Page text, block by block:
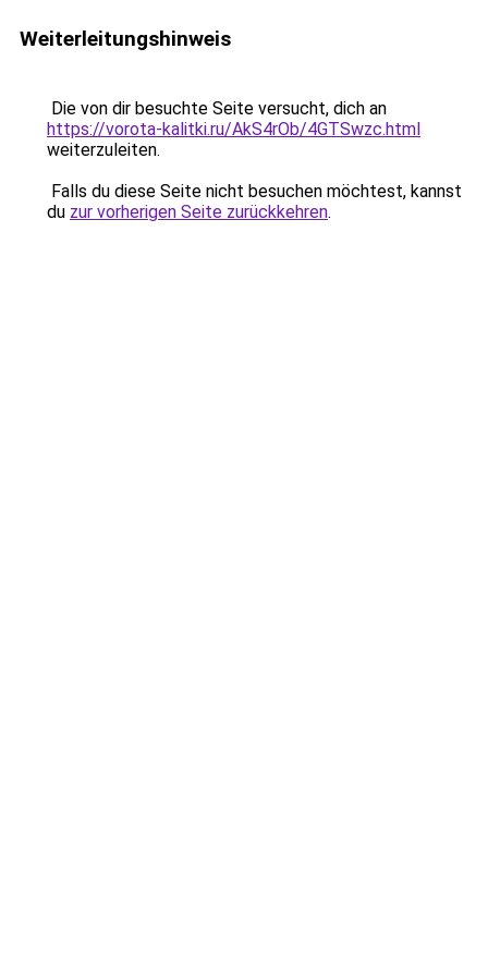
Weiterleitungshinweis
Die von dir besuchte Seite versucht, dich an
https://vorota-kalitki.ru/AkS4rOb/4GTSwzc.html
weiterzuleiten.
Falls du diese Seite nicht besuchen möchtest, kannst
du zur vorherigen Seite zurückkehren.